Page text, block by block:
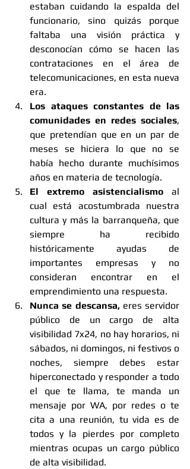
estaban cuidando la espalda del
funcionario, sino quizás porque
faltaba una visión práctica y
desconocían cómo se hacen las
contrataciones en el área de
telecomunicaciones, en esta nueva
era.
Los ataques constantes de las
comunidades en redes sociales,
que pretendían que en un par de
meses se hiciera lo que no se
había hecho durante muchísimos
años en materia de tecnología.
El extremo asistencialismo al
cual está acostumbrada nuestra
cultura y más la barranqueña, que
siempre ha recibido
históricamente ayudas de
importantes empresas y no
consideran encontrar en el
emprendimiento una respuesta.
Nunca se descansa, eres servidor
público de un cargo de alta
visibilidad 7x24, no hay horarios, ni
sábados, ni domingos, ni festivos o
noches, siempre debes estar
hiperconectado y responder a todo
el que te llama, te manda un
mensaje por WA, por redes o te
cita a una reunión, tu vida es de
todos y la pierdes por completo
mientras ocupas un cargo público
de alta visibilidad.